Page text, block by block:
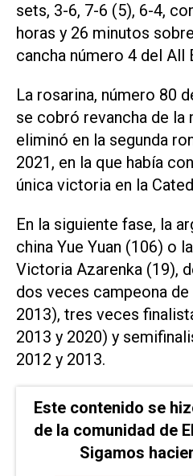
sets, 3-6, 7-6 (5), 6-4,
horas y 26 minutos
cancha número 4 del All
La rosarina, número 80
se cobró revancha de la
eliminó en la segunda
2021, en la que había
única victoria en la
En la siguiente fase, la
china Yue Yuan (106) o
Victoria Azarenka (19),
dos veces campeona
2013), tres veces
2013 y 2020) y
2012 y 2013.
Este contenido se
de la comunidad de
Sigamos